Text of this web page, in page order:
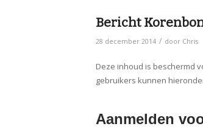
Bericht
28 december 2014 / door Chris
Deze inhoud is beschermd
gebruikers kunnen
Aanmelden